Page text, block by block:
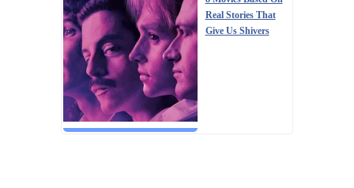
Real Stories That
Give Us Shivers